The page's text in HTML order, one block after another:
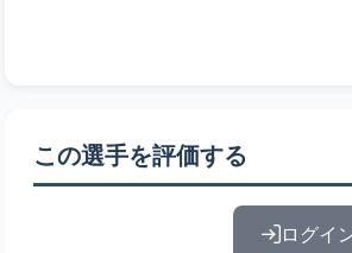
この選手を評価する
ログイ